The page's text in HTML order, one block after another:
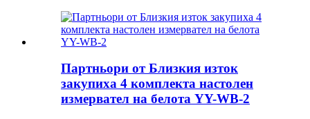
Партньори от Близкия изток
закупиха 4 комплекта настолен
измервател на белота YY-WB-2